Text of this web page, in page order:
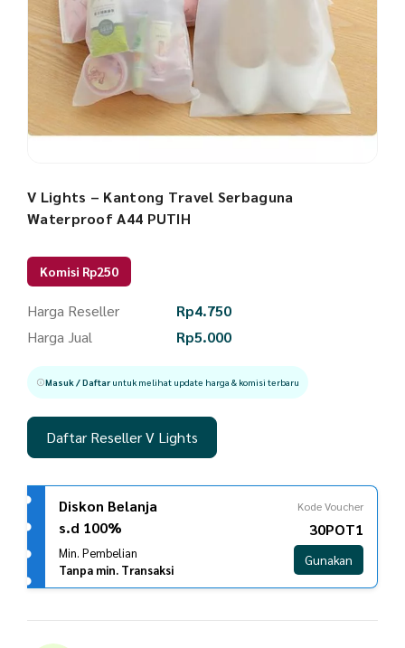
V Lights – Kantong Travel Serbaguna
Waterproof A44 PUTIH
Komisi Rp250
Harga Reseller Rp4.750
Harga Jual
Rp5.000
Masuk / Daftaruntuk melihat update harga & komisi terbaru
Daftar Reseller V Lights
Diskon Belanja
s.d 100%
Min. Pembelian
Tanpa min. Transaksi
Kode Voucher
30POT1
Gunakan